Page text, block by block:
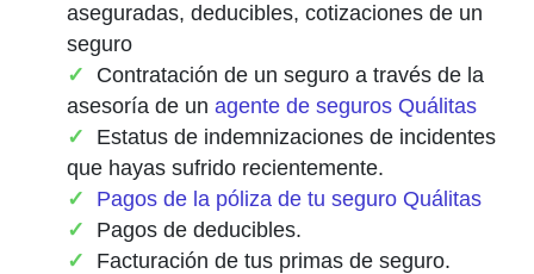
aseguradas, deducibles, cotizaciones de un
seguro
Contratación de un seguro a través de la
asesoría de un agente de seguros Quálitas
Estatus de indemnizaciones de incidentes
que hayas sufrido recientemente.
Pagos de la póliza de tu seguro Quálitas
Pagos de deducibles.
Facturación de tus primas de seguro.